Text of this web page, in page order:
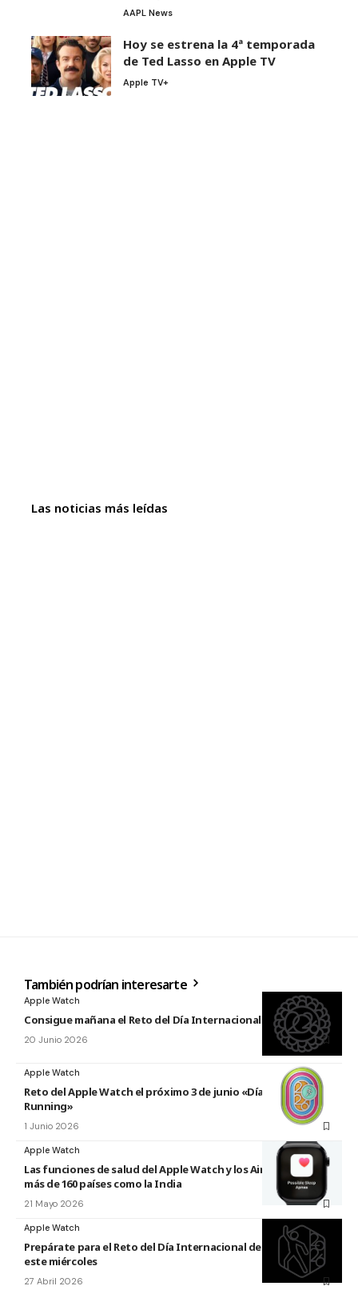
AAPL News
Hoy se estrena la 4ª temporada
de Ted Lasso en Apple TV
Apple TV+
Las noticias más leídas
También podrían interesarte
Apple Watch
Consigue mañana el Reto del Día Internacional del Yoga 2026
20 Junio 2026
Apple Watch
Reto del Apple Watch el próximo 3 de junio «Día Mundial del
Running»
1 Junio 2026
Apple Watch
Las funciones de salud del Apple Watch y los AirPods llegan a
más de 160 países como la India
21 Mayo 2026
Apple Watch
Prepárate para el Reto del Día Internacional de la Danza 2026
este miércoles
27 Abril 2026